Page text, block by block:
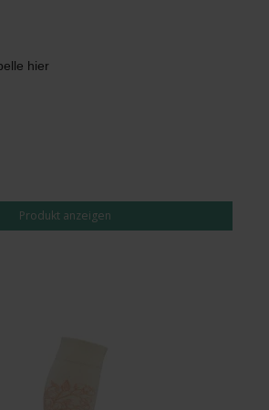
hier
Produkt anzeigen